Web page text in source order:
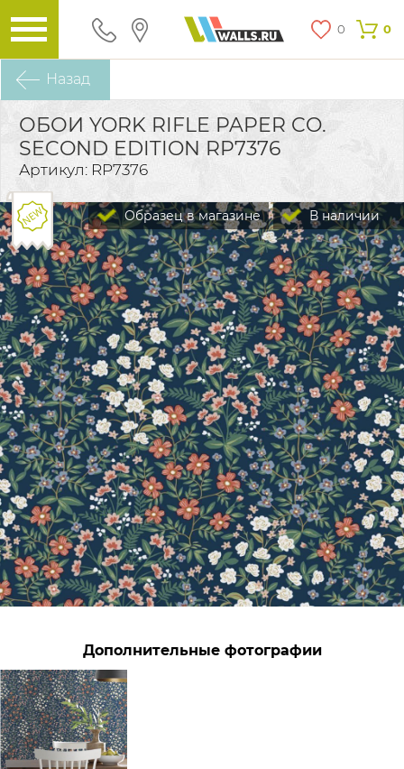
0 0
Назад
ОБОИ YORK RIFLE PAPER CO.
SECOND EDITION RP7376
Артикул: RP7376
В наличии
Образец в магазине
Дополнительные фотографии